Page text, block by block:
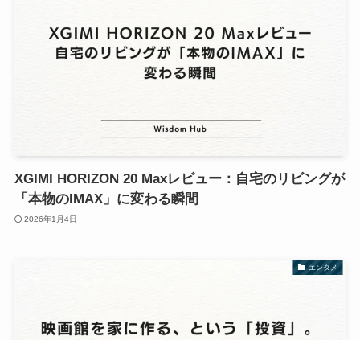
XGIMI HORIZON 20 Maxレビュー：自宅のリビングが
「本物のIMAX」に変わる瞬間
2026年1月4日
エンタメ